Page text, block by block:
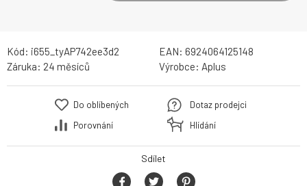
Kód: i655_tyAP742ee3d2 EAN: 6924064125148
Záruka: 24 měsíců Výrobce: Aplus
Do oblíbených
Porovnání
Dotaz prodejci
Hlídání
Sdílet